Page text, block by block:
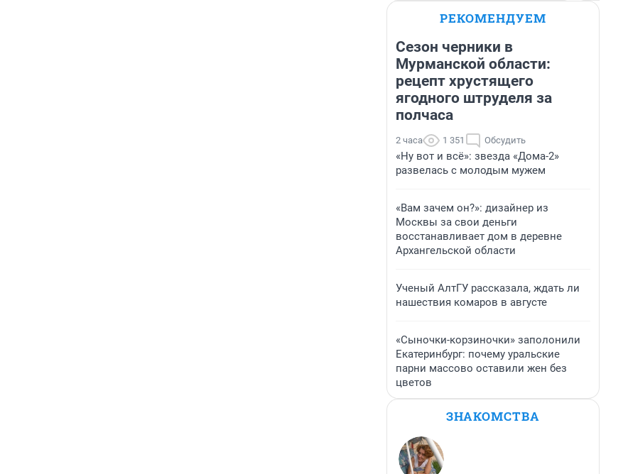
РЕКОМЕНДУЕМ
Сезон черники в
Мурманской области:
рецепт хрустящего
ягодного штруделя за
полчаса
2 часа 1 351 Обсудить
«Ну вот и всё»: звезда «Дома-2»
развелась с молодым мужем
«Вам зачем он?»: дизайнер из
Москвы за свои деньги
восстанавливает дом в деревне
Архангельской области
Ученый АлтГУ рассказала, ждать ли
нашествия комаров в августе
«Сыночки-корзиночки» заполонили
Екатеринбург: почему уральские
парни массово оставили жен без
цветов
ЗНАКОМСТВА